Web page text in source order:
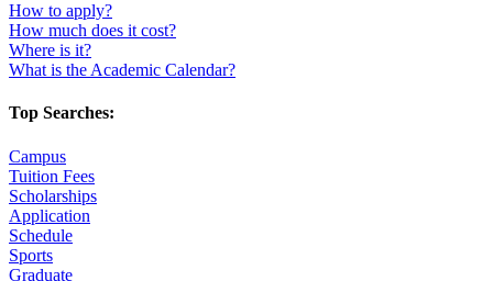
How to apply?
How much does it cost?
Where is it?
What is the Academic Calendar?
Top Searches:
Campus
Tuition Fees
Scholarships
Application
Schedule
Sports
Graduate